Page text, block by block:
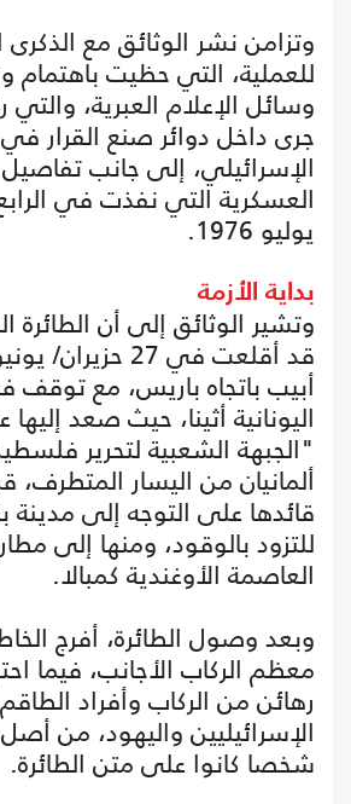
وتزامن نشر الوثائق مع
للعملية، التي حظيت
وسائل الإعلام العبرية،
جرى داخل دوائر صنع القرار في
الإسرائيلي، إلى جانب تفاصيل
العسكرية التي نفذت في
يوليو 1976.
بداية الأزمة
وتشير الوثائق إلى أن الطائرة
أبيب باتجاه باريس، مع
اليونانية أثينا، حيث صعد
"الجبهة الشعبية لتحرير
ألمانيان من اليسار المتطرف،
قائدها على التوجه إلى مدينة
للتزود بالوقود، ومنها إلى
العاصمة الأوغندية كمبالا.
وبعد وصول الطائرة، أفرج
رهائن من الركاب وأفراد
شخصا كانوا على متن الطائرة.